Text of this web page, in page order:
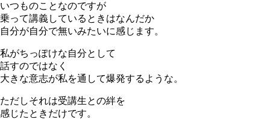
いつものことなのですが
乗って講義しているときはなんだか
自分が自分で無いみたいに感じます。
私がちっぽけな自分として
話すのではなく
大きな意志が私を通して爆発するような。
ただしそれは受講生との絆を
感じたときだけです。